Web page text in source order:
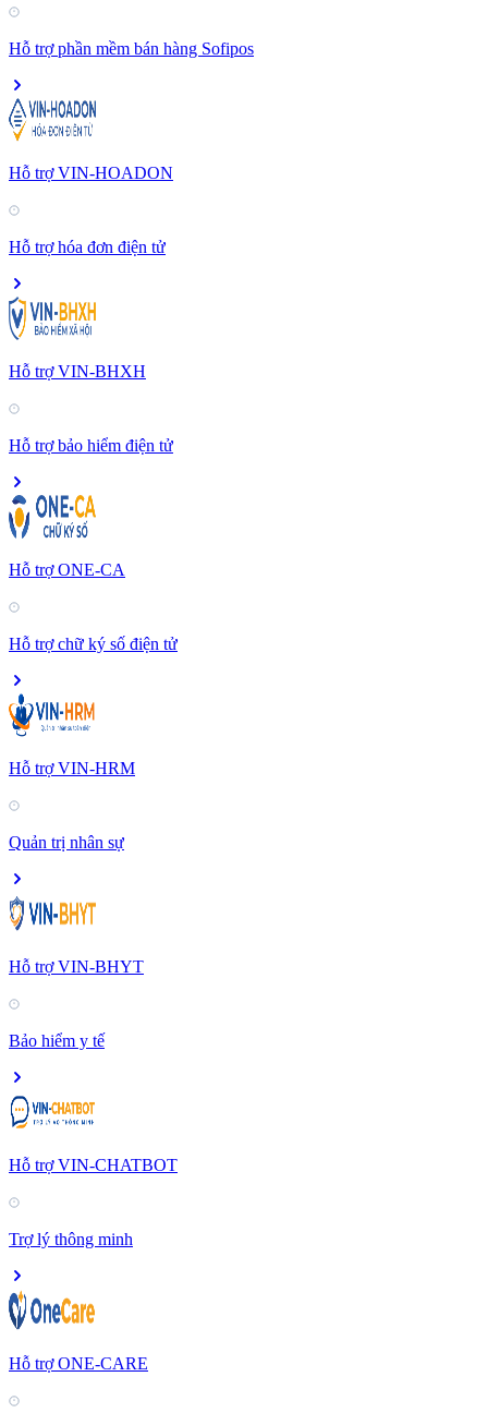
Hỗ trợ phần mềm bán hàng Sofipos
Hỗ trợ VIN-HOADON
Hỗ trợ hóa đơn điện tử
Hỗ trợ VIN-BHXH
Hỗ trợ bảo hiểm điện tử
Hỗ trợ ONE-CA
Hỗ trợ chữ ký số điện tử
Hỗ trợ VIN-HRM
Quản trị nhân sự
Hỗ trợ VIN-BHYT
Bảo hiểm y tế
Hỗ trợ VIN-CHATBOT
Trợ lý thông minh
Hỗ trợ ONE-CARE